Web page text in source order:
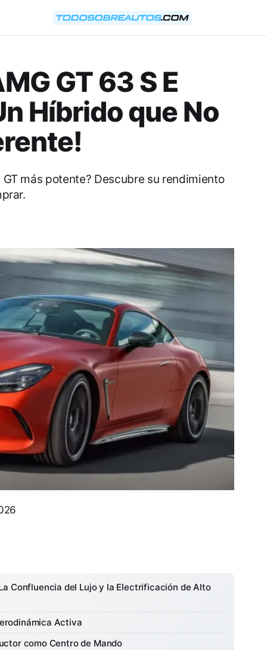
GT 63 S E
Híbrido que No
más potente? Descubre su rendimiento
Confluencia del Lujo y la Electrificación de Alto
Activa
como Centro de Mando